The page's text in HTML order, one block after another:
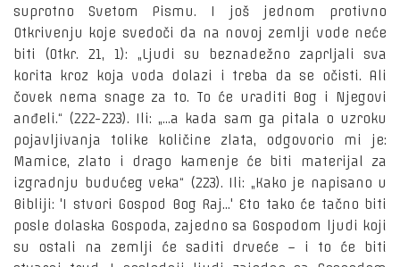
suprotno Svetom Pismu. I još jednom protivno
Otkrivenju koje svedoči da na novoj zemlji vode neće
biti (Otkr. 21, 1): „Ljudi su beznadežno zaprljali sva
korita kroz koja voda dolazi i treba da se očisti. Ali
čovek nema snage za to. To će uraditi Bog i Njegovi
anđeli.“ (222-223). Ili: „...a kada sam ga pitala o uzroku
pojavljivanja tolike količine zlata, odgovorio mi je:
Mamice, zlato i drago kamenje će biti materijal za
izgradnju budućeg veka“ (223). Ili: „Kako je napisano u
Bibliji: 'I stvori Gospod Bog Raj...' Eto tako će tačno biti
posle dolaska Gospoda, zajedno sa Gospodom ljudi koji
su ostali na zemlji će saditi drveće – i to će biti